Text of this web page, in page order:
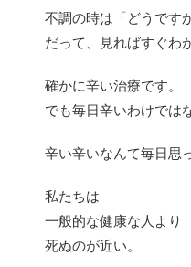
不調の時は「どうです
だって、見ればすぐわ
確かに辛い治療です。
でも毎日辛いわけでは
辛い辛いなんて毎日思
私たちは
一般的な健康な人より
死ぬのが近い。